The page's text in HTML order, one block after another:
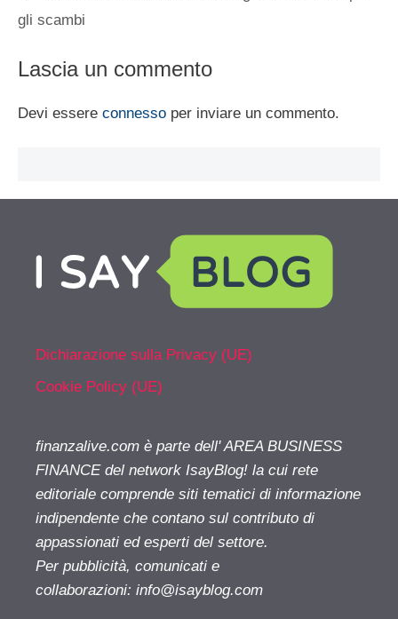
gli scambi
Lascia un commento
Devi essere connesso per inviare un commento.
Dichiarazione sulla Privacy (UE)
Cookie Policy (UE)
finanzalive.com è parte dell' AREA BUSINESS
FINANCE del network IsayBlog! la cui rete
editoriale comprende siti tematici di informazione
indipendente che contano sul contributo di
appassionati ed esperti del settore.
Per pubblicità, comunicati e
collaborazioni: info@isayblog.com